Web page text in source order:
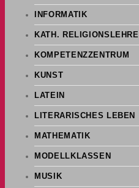
INFORMATIK
KATH. RELIGIONSLEHRE
KOMPETENZZENTRUM
KUNST
LATEIN
LITERARISCHES LEBEN
MATHEMATIK
MODELLKLASSEN
MUSIK